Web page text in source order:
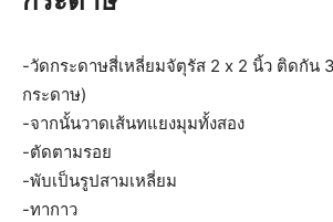
-วัดกระดาษสี่เหลี่ยมจัตุรัส 2 x 2 นิ้ว ติดกัน
กระดาษ)
-จากนั้นวาดเส้นทแยงมุมทั้งสอง
-ตัดตามรอย
-พับเป็นรูปสามเหลี่ยม
-ทากาว